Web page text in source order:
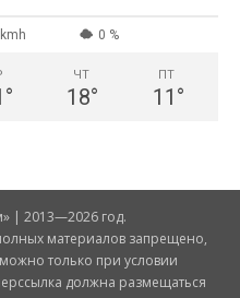
0 %
°
ЧТ
18°
ПТ
11 °
| 2013—2026 год.
материалов запрещено,
только при условии
должна размещаться